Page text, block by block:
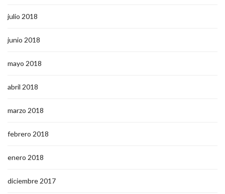
julio 2018
junio 2018
mayo 2018
abril 2018
marzo 2018
febrero 2018
enero 2018
diciembre 2017